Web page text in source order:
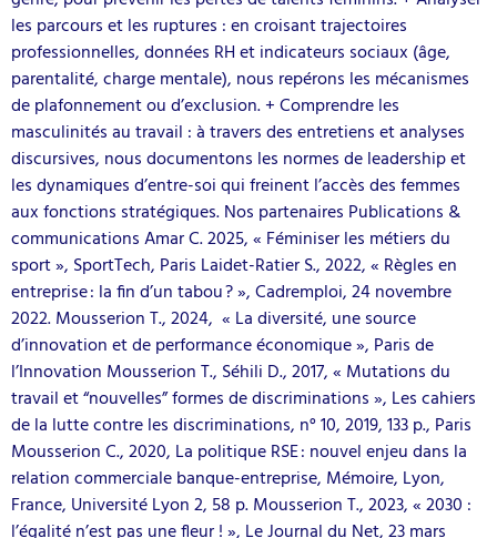
les parcours et les ruptures : en croisant trajectoires
professionnelles, données RH et indicateurs sociaux (âge,
parentalité, charge mentale), nous repérons les mécanismes
de plafonnement ou d’exclusion. + Comprendre les
masculinités au travail : à travers des entretiens et analyses
discursives, nous documentons les normes de leadership et
les dynamiques d’entre-soi qui freinent l’accès des femmes
aux fonctions stratégiques. Nos partenaires Publications &
communications Amar C. 2025, « Féminiser les métiers du
sport », SportTech, Paris Laidet-Ratier S., 2022, « Règles en
entreprise : la fin d’un tabou ? », Cadremploi, 24 novembre
2022. Mousserion T., 2024, « La diversité, une source
d’innovation et de performance économique », Paris de
l’Innovation Mousserion T., Séhili D., 2017, « Mutations du
travail et “nouvelles” formes de discriminations », Les cahiers
de la lutte contre les discriminations, n° 10, 2019, 133 p., Paris
Mousserion C., 2020, La politique RSE : nouvel enjeu dans la
relation commerciale banque-entreprise, Mémoire, Lyon,
France, Université Lyon 2, 58 p. Mousserion T., 2023, « 2030 :
l’égalité n’est pas une fleur ! », Le Journal du Net, 23 mars